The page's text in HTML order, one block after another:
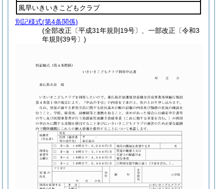
風早いきいきこどもクラブ
別記様式(第4条関係)
(全部改正〔平成31年規則19号〕、一部改正〔令和3
年規則39号〕)